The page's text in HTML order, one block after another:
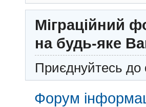
Міграційний
на будь-яке
Приєднуйтесь до
Форум